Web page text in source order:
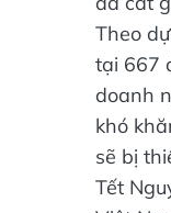
đã cắt
Theo
tại 667
doanh
khó
sẽ bị
Tết